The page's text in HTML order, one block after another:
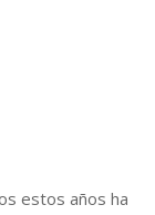
estos años ha